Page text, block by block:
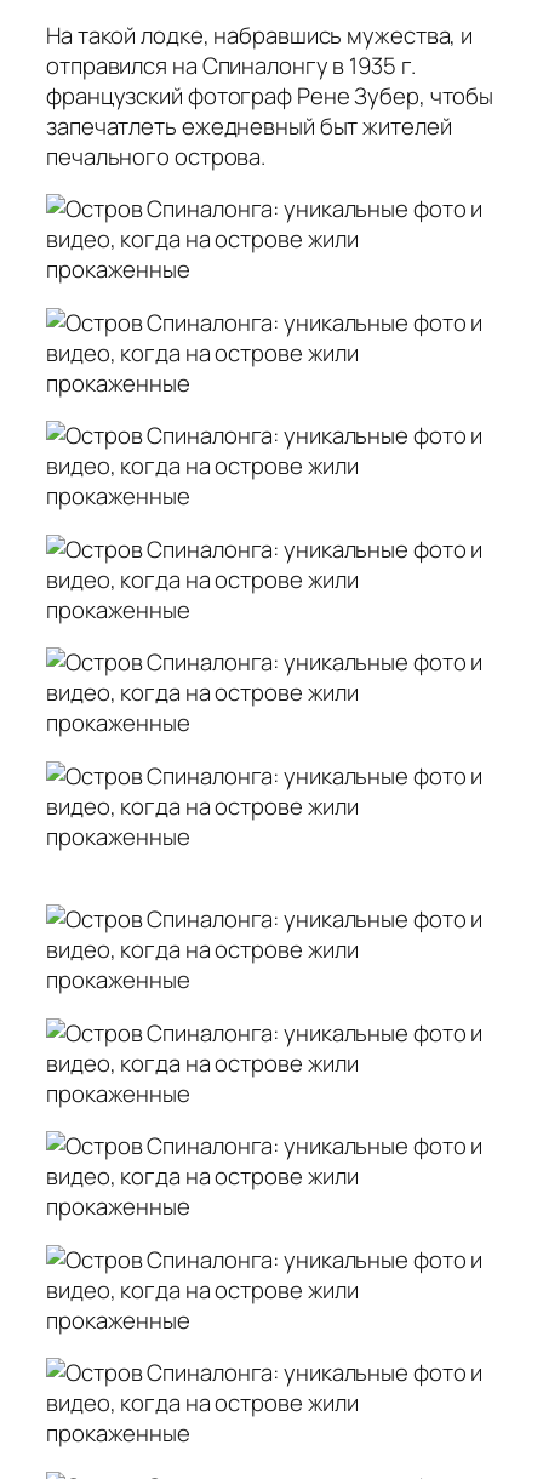
На такой лодке, набравшись мужества, и
отправился на Спиналонгу в 1935 г.
французский фотограф Рене Зубер, чтобы
запечатлеть ежедневный быт жителей
печального острова.